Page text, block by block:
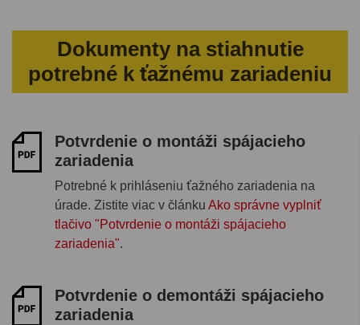
Dokumenty na stiahnutie
potrebné k ťažnému zariadeniu
Potvrdenie o montáži spájacieho
zariadenia
Potrebné k prihláseniu ťažného zariadenia na
úrade. Zistite viac v článku Ako správne vyplniť
tlačivo "Potvrdenie o montáži spájacieho
zariadenia".
Potvrdenie o demontáži spájacieho
zariadenia